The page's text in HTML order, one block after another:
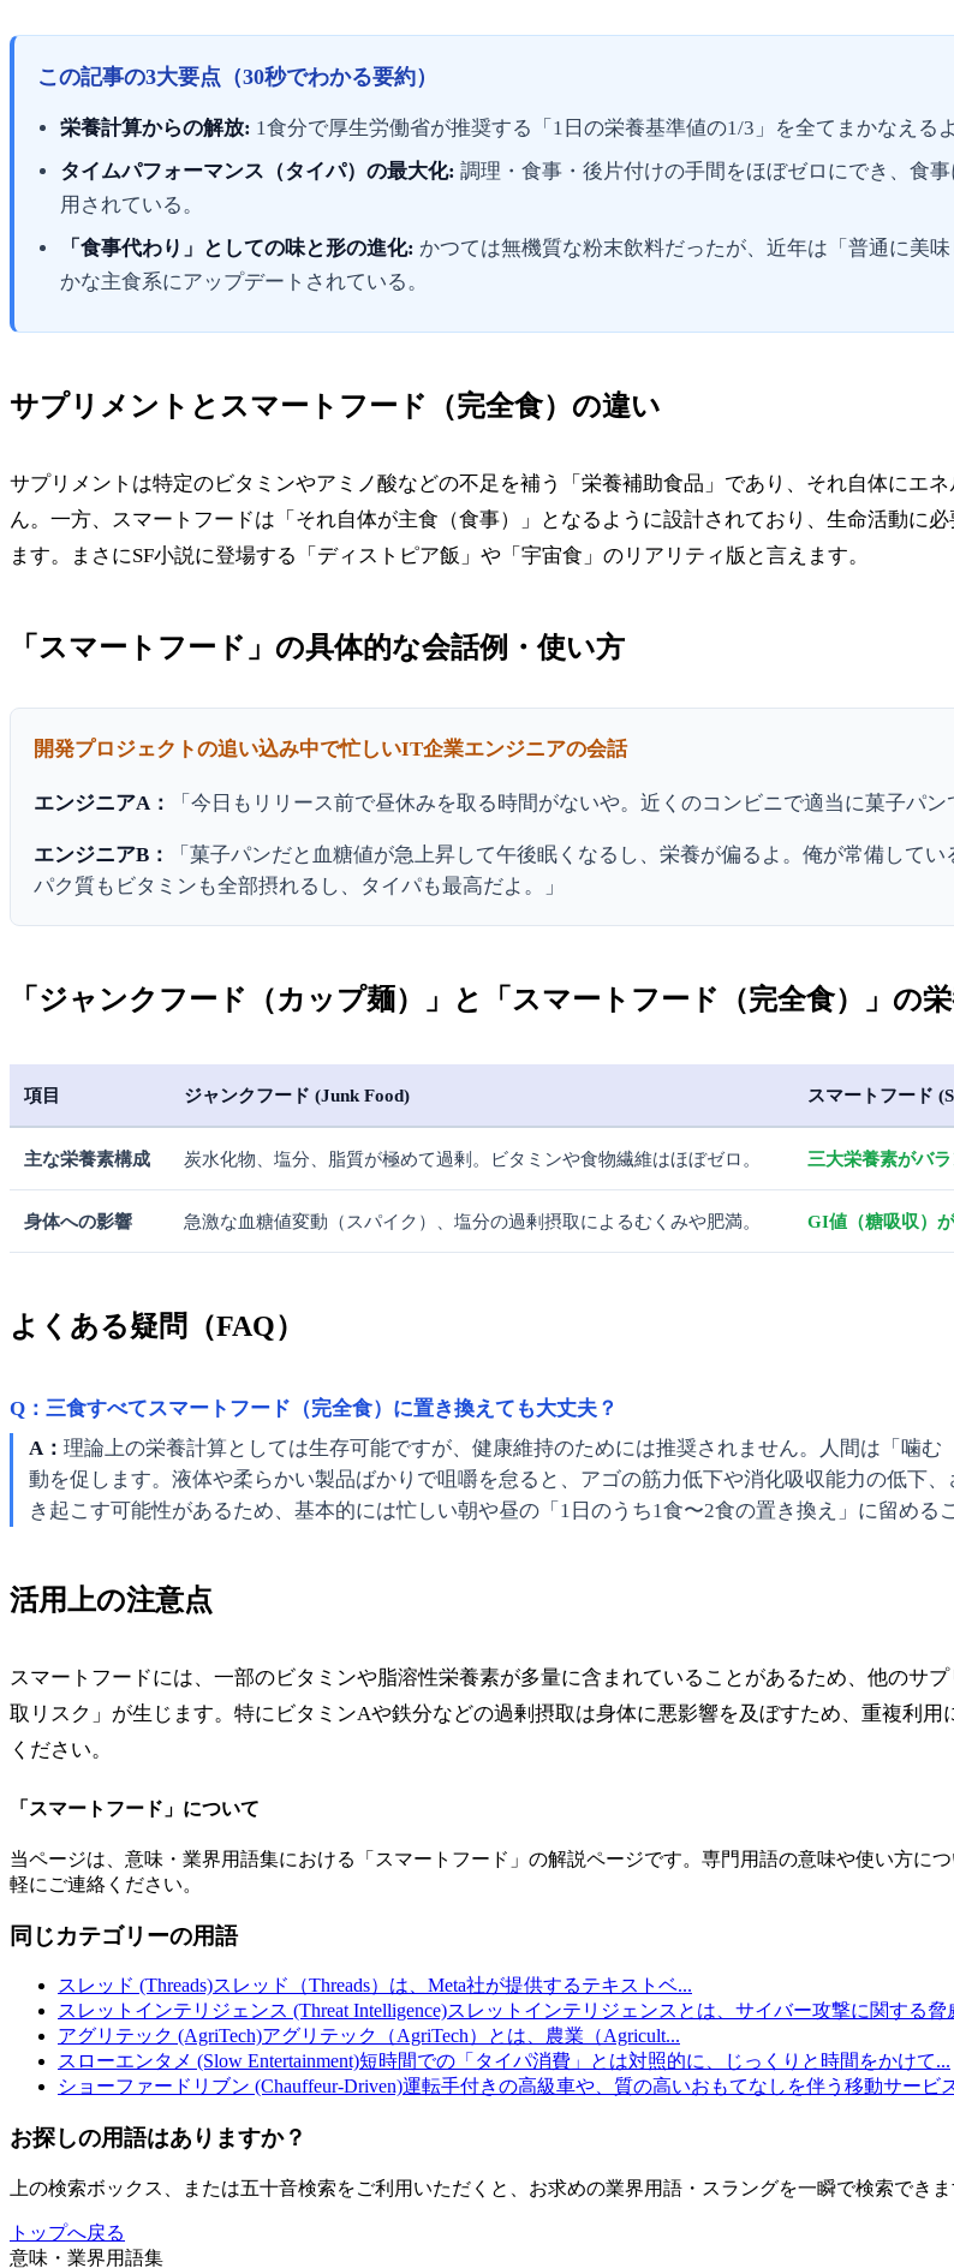
この記事の3大要点（30秒でわかる要約）
栄養計算からの解放: 1食分で厚生労働省が推奨する「1日の栄養基準値の1/3」を全てまかなえる
タイムパフォーマンス（タイパ）の最大化: 調理・食事・後片付けの手間をほぼゼロにでき、食
用されている。
「食事代わり」としての味と形の進化: かつては無機質な粉末飲料だったが、近年は「普通に美
かな主食系にアップデートされている。
サプリメントとスマートフード（完全食）の違い
サプリメントは特定のビタミンやアミノ酸などの不足を補う「栄養補助食品」であり、それ自体にエ
ん。一方、スマートフードは「それ自体が主食（食事）」となるように設計されており、生命活動に
ます。まさにSF小説に登場する「ディストピア飯」や「宇宙食」のリアリティ版と言えます。
「スマートフード」の具体的な会話例・使い方
開発プロジェクトの追い込み中で忙しいIT企業エンジニアの会話
エンジニアA： 「今日もリリース前で昼休みを取る時間がないや。近くのコンビニで適当に菓子パン
エンジニアB： 「菓子パンだと血糖値が急上昇して午後眠くなるし、栄養が偏るよ。俺が常備してい
パク質もビタミンも全部摂れるし、タイパも最高だよ。」
「ジャンクフード（カップ麺）」と「スマートフード（完全食）」の
項目 ジャンクフード (Junk Food) スマートフード
主な栄養素構成 炭水化物、塩分、脂質が極めて過剰。ビタミンや食物繊維はほぼゼロ。 三大栄養素がバ
身体への影響 急激な血糖値変動（スパイク）、塩分の過剰摂取によるむくみや肥満。 GI値（糖吸収）
よくある疑問（FAQ）
Q：三食すべてスマートフード（完全食）に置き換えても大丈夫？
A： 理論上の栄養計算としては生存可能ですが、健康維持のためには推奨されません。人間は「噛
動を促します。液体や柔らかい製品ばかりで咀嚼を怠ると、アゴの筋力低下や消化吸収能力の低下
き起こす可能性があるため、基本的には忙しい朝や昼の「1日のうち1食〜2食の置き換え」に留める
活用上の注意点
スマートフードには、一部のビタミンや脂溶性栄養素が多量に含まれていることがあるため、他のサ
取リスク」が生じます。特にビタミンAや鉄分などの過剰摂取は身体に悪影響を及ぼすため、重複利
ください。
「 スマートフード 」について
当ページは、意味・業界用語集における「 スマートフード 」の解説ページです。専門用語の意味や使い方に
軽にご連絡ください。
同じカテゴリーの用語
スレッド (Threads)スレッド（Threads）は、Meta社が提供するテキストベ...
スレットインテリジェンス (Threat Intelligence)スレットインテリジェンスとは、サイバー攻撃に関する脅
アグリテック (AgriTech)アグリテック（AgriTech）とは、農業（Agricult...
スローエンタメ (Slow Entertainment)短時間での「タイパ消費」とは対照的に、じっくりと時間をかけて...
ショーファードリブン (Chauffeur-Driven)運転手付きの高級車や、質の高いおもてなしを伴う移動サービス
お探しの用語はありますか？
上の検索ボックス、または五十音検索をご利用いただくと、お求めの業界用語・スラングを一瞬で検索できま
トップへ戻る
意味・業界用語集